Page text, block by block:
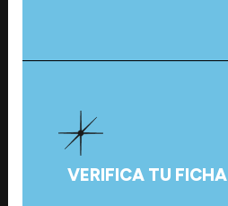
VERIFICA TU FICHA